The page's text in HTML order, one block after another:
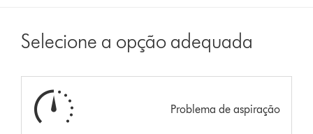
Selecione a opção adequada
Problema de aspiração